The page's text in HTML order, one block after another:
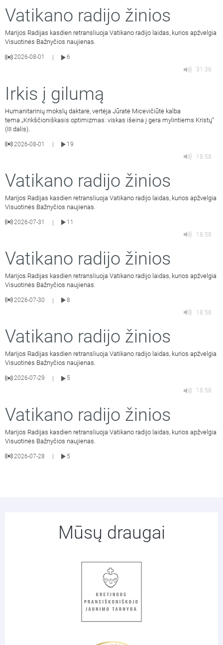
Vatikano radijo žinios
Marijos Radijas kasdien retransliuoja Vatikano radijo laidas, kurios apžvelgia
Visuotinės Bažnyčios naujienas.
2026-08-01
6
31:36
Irkis į gilumą
Humanitarinių mokslų daktarė, vertėja Jūratė Micevičiūtė kalba
tema „Krikščioniškasis optimizmas: viskas išeina į gera mylintiems Kristų“
(III dalis).
2026-08-01
19
18:58
Vatikano radijo žinios
Marijos Radijas kasdien retransliuoja Vatikano radijo laidas, kurios apžvelgia
Visuotinės Bažnyčios naujienas.
2026-07-31 |
11
18:58
Vatikano radijo žinios
Marijos Radijas kasdien retransliuoja Vatikano radijo laidas, kurios apžvelgia
Visuotinės Bažnyčios naujienas.
2026-07-30 |
8
18:58
Vatikano radijo žinios
Marijos Radijas kasdien retransliuoja Vatikano radijo laidas, kurios apžvelgia
Visuotinės Bažnyčios naujienas.
2026-07-29
5
18:58
Vatikano radijo žinios
Marijos Radijas kasdien retransliuoja Vatikano radijo laidas, kurios apžvelgia
Visuotinės Bažnyčios naujienas.
2026-07-28 5
Mūsų draugai